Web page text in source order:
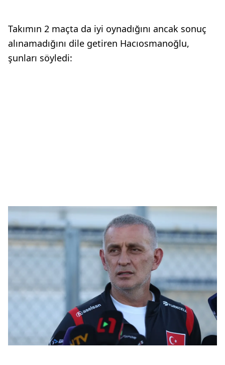
Takımın 2 maçta da iyi oynadığını ancak sonuç
alınamadığını dile getiren Hacıosmanoğlu,
şunları söyledi: